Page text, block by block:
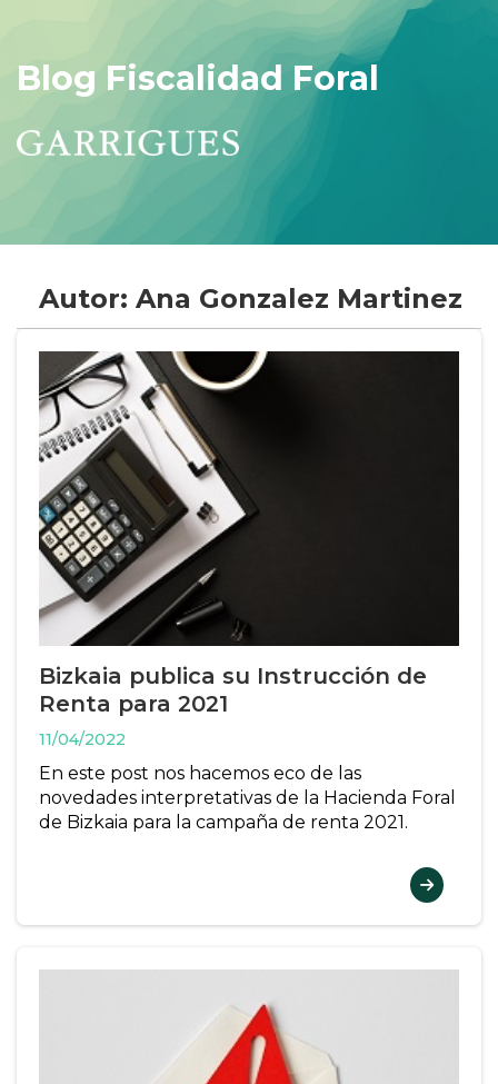
Blog Fiscalidad Foral
Autor: Ana Gonzalez Martinez
Bizkaia publica su Instrucción de
Renta para 2021
11/04/2022
En este post nos hacemos eco de las
novedades interpretativas de la Hacienda Foral
de Bizkaia para la campaña de renta 2021.